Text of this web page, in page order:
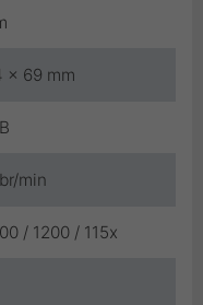
x 69 mm
min
/ 1200 / 115x